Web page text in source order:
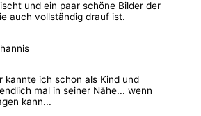
und ein paar schöne Bilder der
auch vollständig drauf ist.
kannte ich schon als Kind und
mal in seiner Nähe... wenn
kann...